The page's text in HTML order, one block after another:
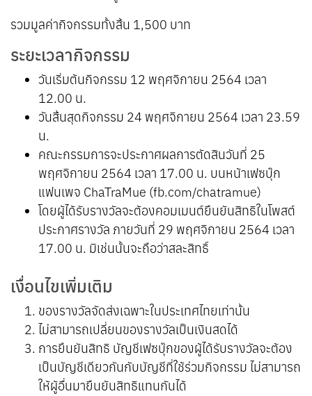
รวมมูลค่ากิจกรรมทั้งสิ้น 1,500 บาท
ระยะเวลากิจกรรม
วันเริ่มต้นกิจกรรม 12 พฤศจิกายน 2564 เวลา
12.00 น.
วันสิ้นสุดกิจกรรม 24 พฤศจิกายน 2564 เวลา 23.59
น.
คณะกรรมการจะประกาศผลการตัดสินวันที่ 25
พฤศจิกายน 2564 เวลา 17.00 น. บนหน้าเฟซบุ๊ก
แฟนเพจ ChaTraMue (fb.com/chatramue)
โดยผู้ได้รับรางวัลจะต้องคอมเมนต์ยืนยันสิทธิในโพสต์
ประกาศรางวัล ภายวันที่ 29 พฤศจิกายน 2564 เวลา
17.00 น. มิเช่นนั้นจะถือว่าสละสิทธิ์
เงื่อนไขเพิ่มเติม
ของรางวัลจัดส่งเฉพาะในประเทศไทยเท่านั้น
ไม่สามารถเปลี่ยนของรางวัลเป็นเงินสดได้
การยืนยันสิทธิ บัญชีเฟซบุ๊กของผู้ได้รับรางวัลจะต้อง
เป็นบัญชีเดียวกันกับบัญชีที่ใช้ร่วมกิจกรรม ไม่สามารถ
ให้ผู้อื่นมายืนยันสิทธิแทนกันได้